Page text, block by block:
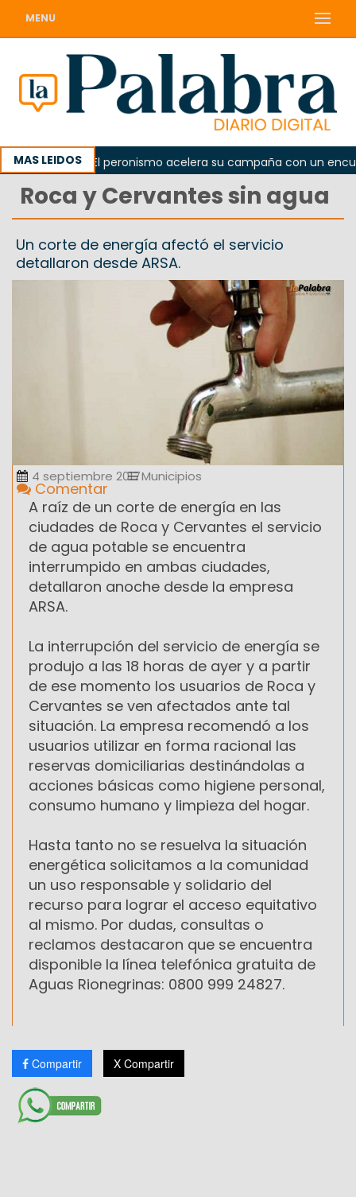
MENU
MAS LEIDOSEl peronismo acelera su campaña con un
Roca y Cervantes sin agua
Un corte de energía afectó el servicio
detallaron desde ARSA.
4 septiembre 2017Municipios
Comentar
A raíz de un corte de energía en las
ciudades de Roca y Cervantes el servicio
de agua potable se encuentra
interrumpido en ambas ciudades,
detallaron anoche desde la empresa
ARSA.
La interrupción del servicio de energía se
produjo a las 18 horas de ayer y a partir
de ese momento los usuarios de Roca y
Cervantes se ven afectados ante tal
situación. La empresa recomendó a los
usuarios utilizar en forma racional las
reservas domiciliarias destinándolas a
acciones básicas como higiene personal,
consumo humano y limpieza del hogar.
Hasta tanto no se resuelva la situación
energética solicitamos a la comunidad
un uso responsable y solidario del
recurso para lograr el acceso equitativo
al mismo. Por dudas, consultas o
reclamos destacaron que se encuentra
disponible la línea telefónica gratuita de
Aguas Rionegrinas: 0800 999 24827.
Compartir X Compartir